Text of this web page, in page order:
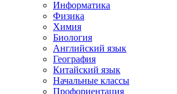
Информатика
Физика
Химия
Биология
Английский язык
География
Китайский язык
Начальные классы
Профориентация